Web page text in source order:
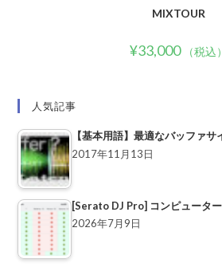
MIXTOUR
¥33,000 （税込）
人気記事
【基本用語】最適なバッファサ
2017年11月13日
[Serato DJ Pro] コンピュータ
2026年7月9日